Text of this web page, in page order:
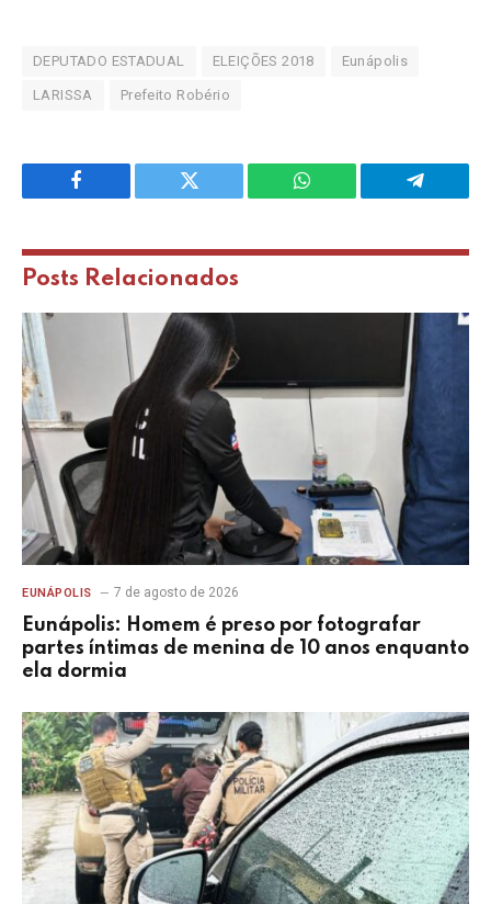
DEPUTADO ESTADUAL ELEIÇÕES 2018 Eunápolis
LARISSA Prefeito Robério
Facebook Twitter WhatsApp Telegram
Posts Relacionados
EUNÁPOLIS 7 de agosto de 2026
Eunápolis: Homem é preso por fotografar
partes íntimas de menina de 10 anos enquanto
ela dormia